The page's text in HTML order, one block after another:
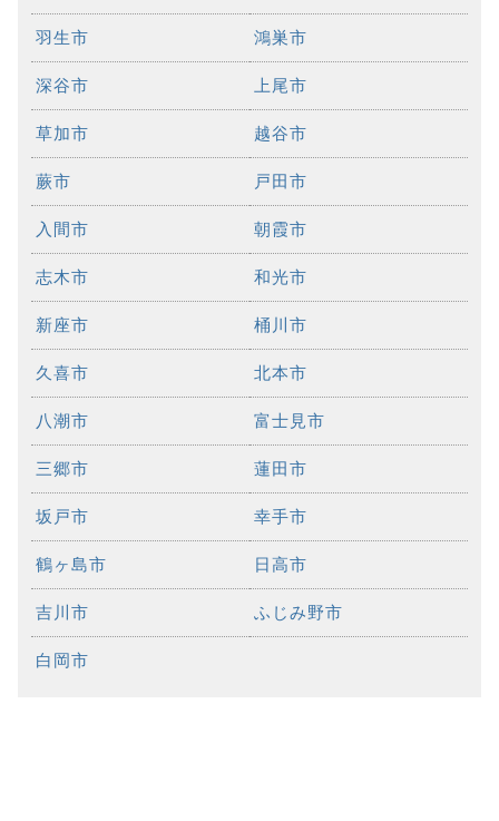
羽生市 鴻巣市
深谷市 上尾市
草加市 越谷市
蕨市 戸田市
入間市 朝霞市
志木市 和光市
新座市 桶川市
久喜市 北本市
八潮市 富士見市
三郷市 蓮田市
坂戸市 幸手市
鶴ヶ島市 日高市
吉川市 ふじみ野市
白岡市